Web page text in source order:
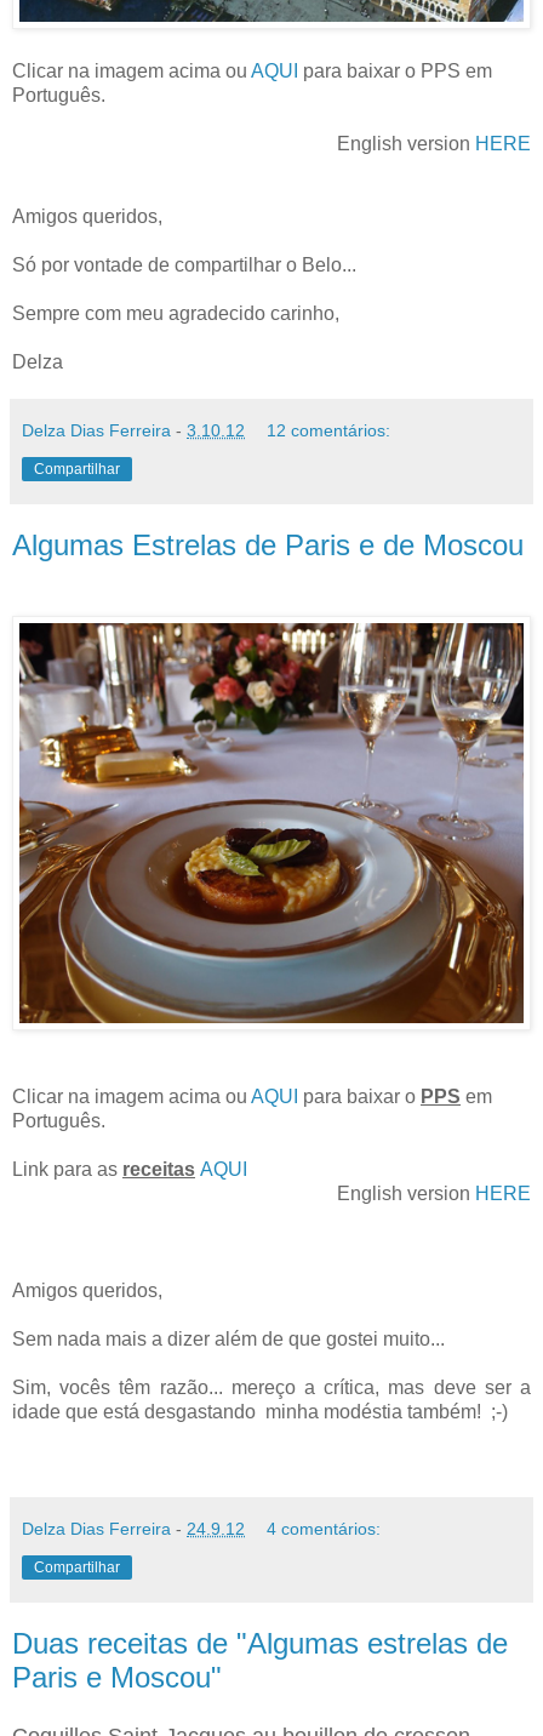
Clicar na imagem acima ou AQUI para baixar o PPS em
Português.
English version HERE
Amigos queridos,
Só por vontade de compartilhar o Belo...
Sempre com meu agradecido carinho,
Delza
Delza Dias Ferreira - 3.10.12 12 comentários:
Compartilhar
Algumas Estrelas de Paris e de Moscou
Clicar na imagem acima ou AQUI para baixar o PPS em
Português.
Link para as receitas AQUI
English version HERE
Amigos queridos,
Sem nada mais a dizer além de que gostei muito...
Sim, vocês têm razão... mereço a crítica, mas deve ser a
idade que está desgastando minha modéstia também! ;-)
Delza Dias Ferreira - 24.9.12 4 comentários:
Compartilhar
Duas receitas de "Algumas estrelas de
Paris e Moscou"